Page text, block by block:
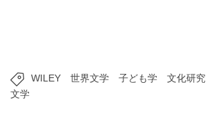
WILEY 世界文学 子ども学 文化研究
文学